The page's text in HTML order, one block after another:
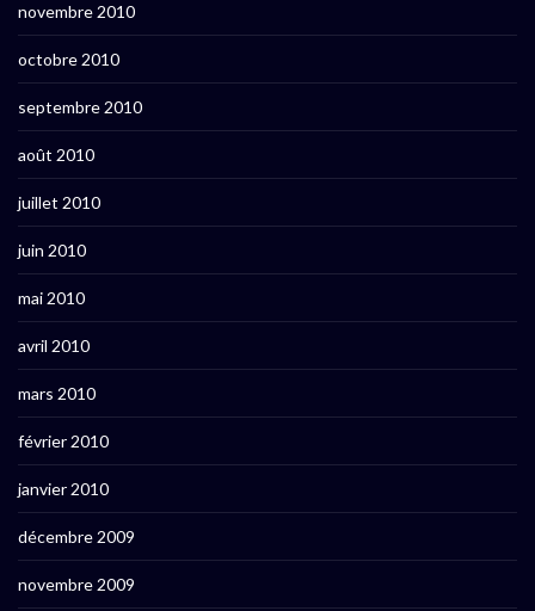
novembre 2010
octobre 2010
septembre 2010
août 2010
juillet 2010
juin 2010
mai 2010
avril 2010
mars 2010
février 2010
janvier 2010
décembre 2009
novembre 2009